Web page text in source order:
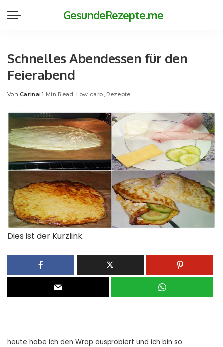
GesundeRezepte.me
Schnelles Abendessen für den
Feierabend
Posted
Von Carina 1 Min Read Low carb Rezepte
Dies ist der Kurzlink.
heute habe ich den Wrap ausprobiert und ich bin so